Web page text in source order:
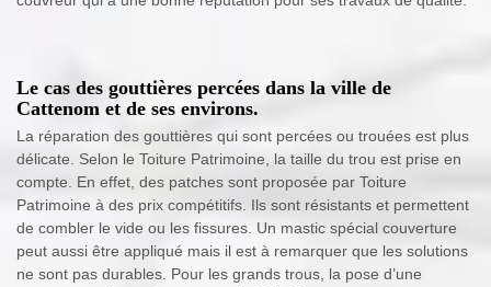
Le cas des gouttières percées dans la ville de
Cattenom et de ses environs.
La réparation des gouttières qui sont percées ou trouées est plus
délicate. Selon le Toiture Patrimoine, la taille du trou est prise en
compte. En effet, des patches sont proposée par Toiture
Patrimoine à des prix compétitifs. Ils sont résistants et permettent
de combler le vide ou les fissures. Un mastic spécial couverture
peut aussi être appliqué mais il est à remarquer que les solutions
ne sont pas durables. Pour les grands trous, la pose d’une